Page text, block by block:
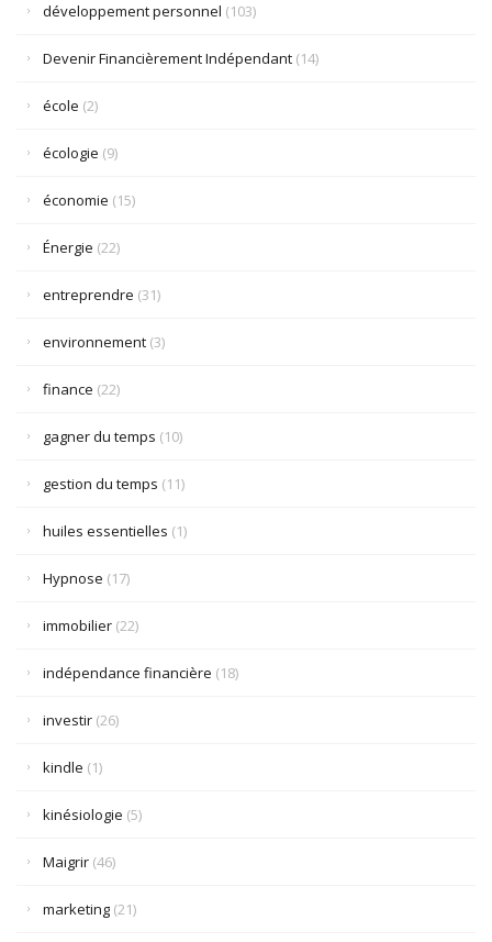
développement personnel (103)
Devenir Financièrement Indépendant (14)
école (2)
écologie (9)
économie (15)
Énergie (22)
entreprendre (31)
environnement (3)
finance (22)
gagner du temps (10)
gestion du temps (11)
huiles essentielles (1)
Hypnose (17)
immobilier (22)
indépendance financière (18)
investir (26)
kindle (1)
kinésiologie (5)
Maigrir (46)
marketing (21)